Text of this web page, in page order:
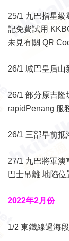
25/1 九巴指星
記免費試用
未見有關 QR
26/1 城巴皇后山
26/1 部分原吉隆
rapidPenang 服
26/1 三部早前抵
27/1 九巴將軍澳
巴士吊離 地陷位
2022年2月份
1/2 東鐵線過海